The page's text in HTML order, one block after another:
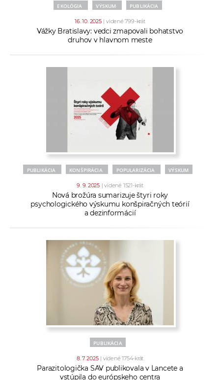
EKOLÓGIA VÝSKUM PUBLIKÁCIA
16. 10. 2025 | videné 799-krát
Vážky Bratislavy: vedci zmapovali bohatstvo
druhov v hlavnom meste
PUBLIKÁCIA KONŠPIRÁCIA POPULARIZÁCIA VÝSKUM
9. 9. 2025 | videné 1521-krát
Nová brožúra sumarizuje štyri roky
psychologického výskumu konšpiračných teórií
a dezinformácií
PUBLIKÁCIA
8. 7. 2025 | videné 1754-krát
Parazitologička SAV publikovala v Lancete a
vstúpila do európskeho centra